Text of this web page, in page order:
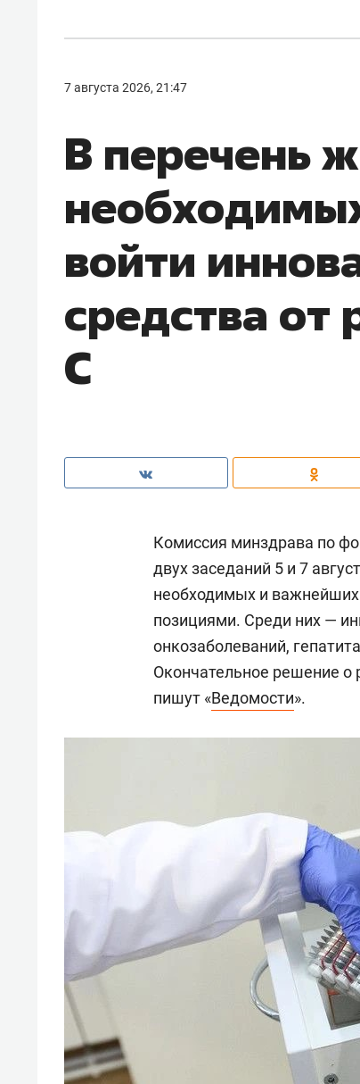
7 августа 2026, 21:47
В перечень
войти
средства от
С
Комиссия минздрава по
двух заседаний 5 и 7
необходимых и
позициями. Среди них —
онкозаболеваний,
Окончательное решение о
пишут «Ведомости».